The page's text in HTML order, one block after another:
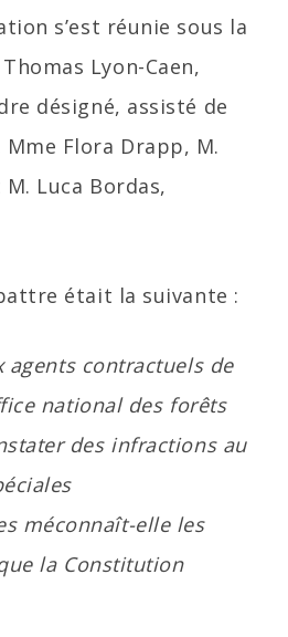
s’est réunie sous la
Lyon-Caen,
désigné, assisté de
Mme Flora Drapp, M.
Luca Bordas,
était la suivante :
agents contractuels de
national des forêts
des infractions au
méconnaît-elle les
la Constitution